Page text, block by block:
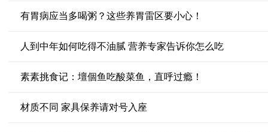
有胃病应当多喝粥？这些养胃雷区要小心！
人到中年如何吃得不油腻 营养专家告诉你怎么吃
素素挑食记：壇個鱼吃酸菜鱼，直呼过瘾！
材质不同 家具保养请对号入座